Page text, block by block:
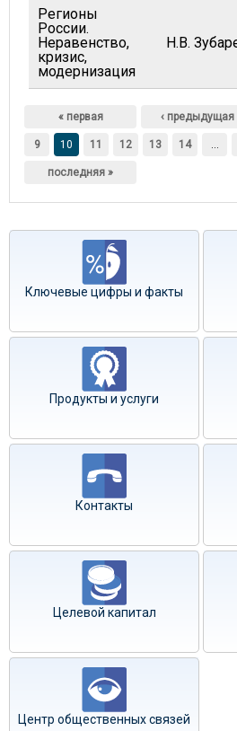
Регионы
России.
Неравенство,
кризис,
модернизация
Н.В.
« первая ‹ предыдущая
9 10 11 12 13 14 …
последняя »
Ключевые цифры и факты
Продукты и услуги
Контакты
Целевой капитал
Центр общественных связей